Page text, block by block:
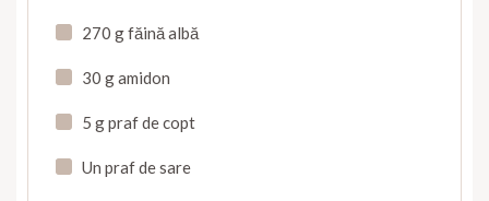
270 g făină albă
30 g amidon
5 g praf de copt
Un praf de sare